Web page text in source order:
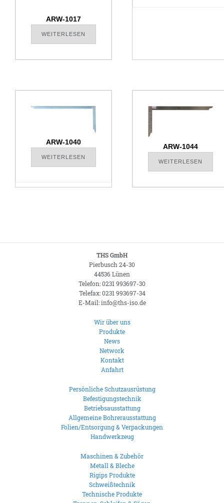
ARW-1017
WEITERLESEN
ARW-1040
WEITERLESEN
ARW-1044
WEITERLESEN
THS GmbH
Pierbusch 24-30
44536 Lünen
Telefon: 0231 993697-30
Telefax: 0231 993697-34
E-Mail: info@ths-iso.de
Wir über uns
Produkte
News
Network
Kontakt
Anfahrt
Persönliche Schutzausrüstung
Befestigungstechnik
Betriebsausstattung
Allgemeine Bohrerausstattung
Folien/Entsorgung & Verpackungen
Handwerkzeug
Maschinen & Zubehör
Metall & Bleche
Rigips Produkte
Schweißtechnik
Technische Produkte